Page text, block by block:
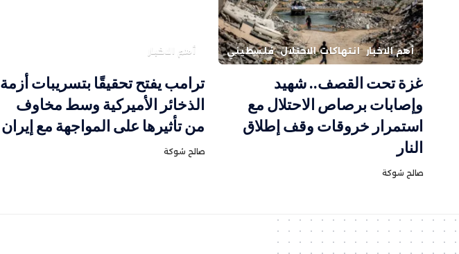
أهم الاخبار انتهاكات الاحتلال فلسطيني
غزة تحت القصف.. شهيد
وإصابات برصاص الاحتلال مع
استمرار خروقات وقف إطلاق
النار
صالح شوكة
أهم الاخبار
ترامب يفتح تحقيقًا بتسريبات أزمة
الذخائر الأميركية وسط مخاوف
من تأثيرها على المواجهة مع إيران
صالح شوكة